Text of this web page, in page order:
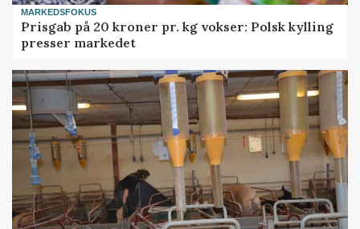
MARKEDSFOKUS
Prisgab på 20 kroner pr. kg vokser: Polsk kylling
presser markedet